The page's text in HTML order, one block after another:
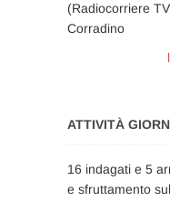
(Radiocorriere
Corradino
ATTIVITÀ
16 indagati e 5
e sfruttamento